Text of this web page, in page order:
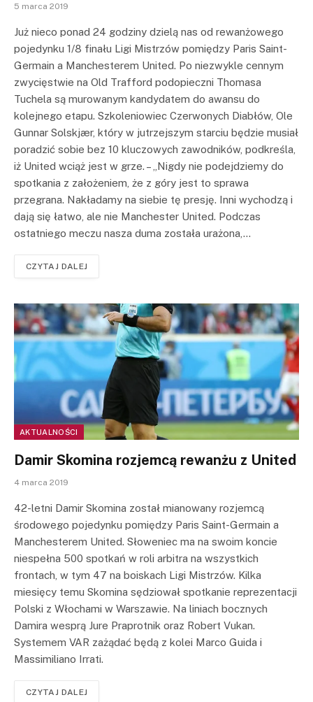
5 marca 2019
Już nieco ponad 24 godziny dzielą nas od rewanżowego
pojedynku 1/8 finału Ligi Mistrzów pomiędzy Paris Saint-
Germain a Manchesterem United. Po niezwykle cennym
zwycięstwie na Old Trafford podopieczni Thomasa
Tuchela są murowanym kandydatem do awansu do
kolejnego etapu. Szkoleniowiec Czerwonych Diabłów, Ole
Gunnar Solskjær, który w jutrzejszym starciu będzie musiał
poradzić sobie bez 10 kluczowych zawodników, podkreśla,
iż United wciąż jest w grze. – „Nigdy nie podejdziemy do
spotkania z założeniem, że z góry jest to sprawa
przegrana. Nakładamy na siebie tę presję. Inni wychodzą i
dają się łatwo, ale nie Manchester United. Podczas
ostatniego meczu nasza duma została urażona,…
CZYTAJ DALEJ
AKTUALNOŚCI
Damir Skomina rozjemcą rewanżu z United
4 marca 2019
42-letni Damir Skomina został mianowany rozjemcą
środowego pojedynku pomiędzy Paris Saint-Germain a
Manchesterem United. Słoweniec ma na swoim koncie
niespełna 500 spotkań w roli arbitra na wszystkich
frontach, w tym 47 na boiskach Ligi Mistrzów. Kilka
miesięcy temu Skomina sędziował spotkanie reprezentacji
Polski z Włochami w Warszawie. Na liniach bocznych
Damira wesprą Jure Praprotnik oraz Robert Vukan.
Systemem VAR zażądać będą z kolei Marco Guida i
Massimiliano Irrati.
CZYTAJ DALEJ